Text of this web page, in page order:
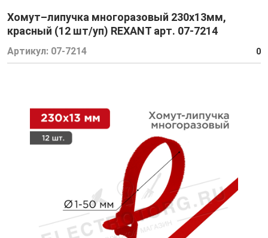
Хомут–липучка многоразовый 230х13мм,
красный (12 шт/уп) REXANT арт. 07-7214
Артикул: 07-7214 0